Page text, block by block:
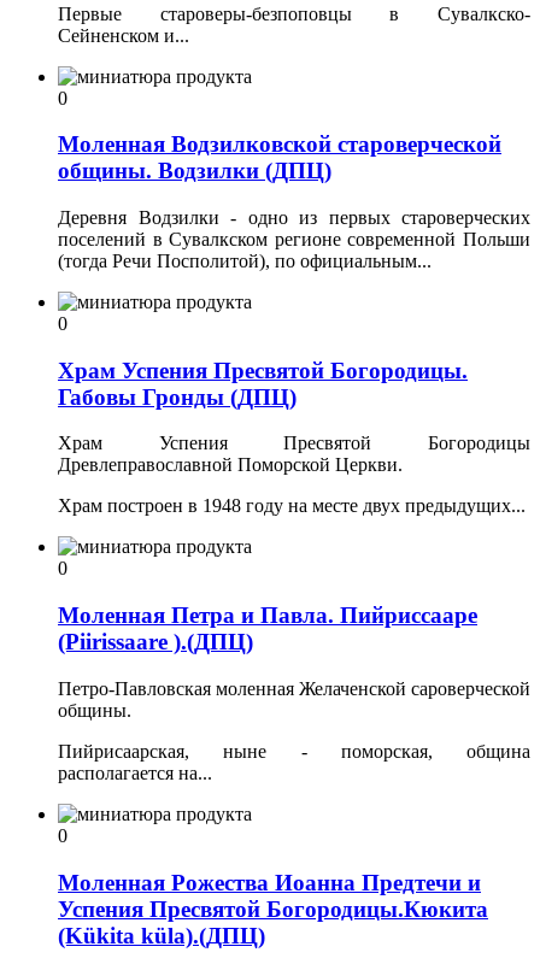
Первые староверы-безпоповцы в Сувалкско-
Сейненском и...
0
Моленная Водзилковской староверческой
общины. Водзилки (ДПЦ)
Деревня Водзилки - одно из первых староверческих
поселений в Сувалкском регионе современной Польши
(тогда Речи Посполитой), по официальным...
0
Храм Успения Пресвятой Богородицы.
Габовы Гронды (ДПЦ)
Храм Успения Пресвятой Богородицы
Древлеправославной Поморской Церкви.
Храм построен в 1948 году на месте двух предыдущих...
0
Моленная Петра и Павла. Пийриссааре
(Piirissaare ).(ДПЦ)
Петро-Павловская моленная Желаченской сароверческой
общины.
Пийрисаарская, ныне - поморская, община
располагается на...
0
Моленная Рожества Иоанна Предтечи и
Успения Пресвятой Богородицы.Кюкита
(Kükita küla).(ДПЦ)